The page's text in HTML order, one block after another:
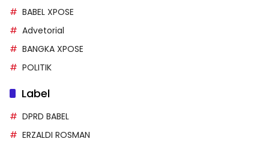
BABEL XPOSE
Advetorial
BANGKA XPOSE
POLITIK
Label
DPRD BABEL
ERZALDI ROSMAN